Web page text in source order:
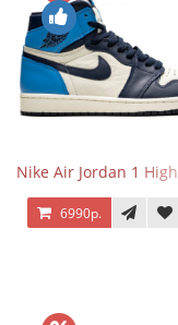
Nike Air Jordan 1
6990р.